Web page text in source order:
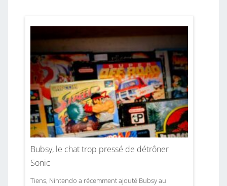
Bubsy, le chat trop pressé de détrôner
Sonic
Tiens, Nintendo a récemment ajouté Bubsy au